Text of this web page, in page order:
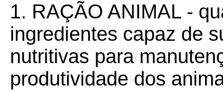
1. RAÇÃO ANIMAL -
ingredientes capaz de
nutritivas para
produtividade dos